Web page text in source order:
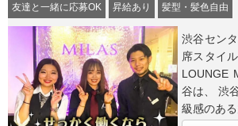
友達と一緒に応募OK 昇給あり 髪型・髪色自由
渋谷セン
席スタイ
LOUNGE
谷は、 渋
級感のある